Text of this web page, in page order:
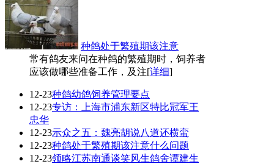
种鸽处于繁殖期该注意
常有鸽友来问在种鸽的繁殖期时，饲养者
应该做哪些准备工作，及注[详细]
12-23种鸽幼鸽饲养管理要点
12-23专访：上海市浦东新区特比冠军王
忠华
12-23示众之五：魏亮胡说八道还横蛮
12-23种鸽处于繁殖期该注意什么问题
12-23领略江苏南通谈笑风生鸽舍谭建生